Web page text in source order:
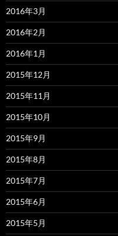
2016年3月
2016年2月
2016年1月
2015年12月
2015年11月
2015年10月
2015年9月
2015年8月
2015年7月
2015年6月
2015年5月